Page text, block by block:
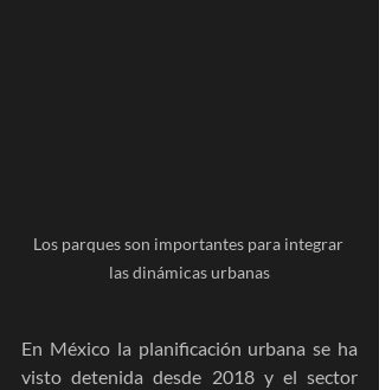
Los parques son importantes para integrar
las dinámicas urbanas
En México la planificación urbana se ha
visto detenida desde 2018 y el sector